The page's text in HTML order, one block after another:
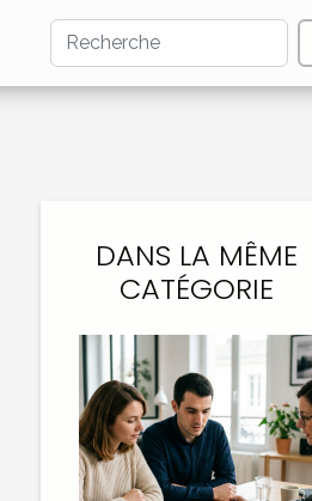
DANS LA MÊME
CATÉGORIE